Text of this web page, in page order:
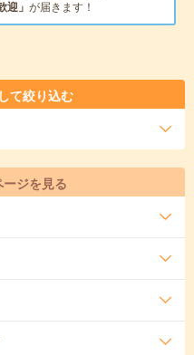
迎」 が届きます！
て絞り込む
ジを見る